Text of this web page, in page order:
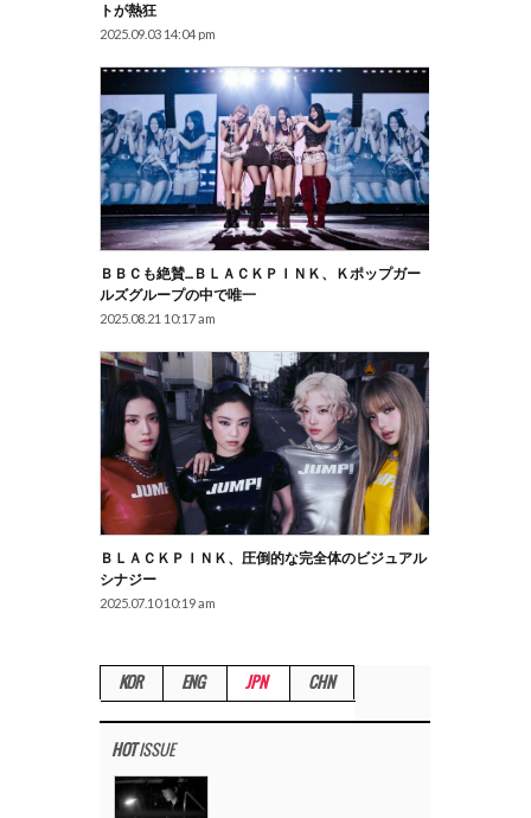
トが熱狂
2025.09.03 14:04 pm
ＢＢＣも絶賛…ＢＬＡＣＫＰＩＮＫ、Ｋポップガー
ルズグループの中で唯一
2025.08.21 10:17 am
ＢＬＡＣＫＰＩＮＫ、圧倒的な完全体のビジュアル
シナジー
2025.07.10 10:19 am
KOR ENG JPN CHN
HOTISSUE